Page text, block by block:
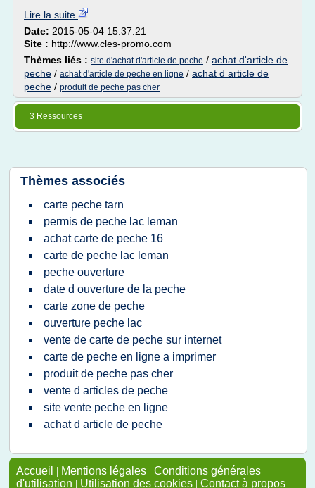
Lire la suite
Date: 2015-05-04 15:37:21
Site : http://www.cles-promo.com
Thèmes liés : site d'achat d'article de peche / achat d'article de
peche / achat d'article de peche en ligne / achat d article de
peche / produit de peche pas cher
3 Ressources
Thèmes associés
carte peche tarn
permis de peche lac leman
achat carte de peche 16
carte de peche lac leman
peche ouverture
date d ouverture de la peche
carte zone de peche
ouverture peche lac
vente de carte de peche sur internet
carte de peche en ligne a imprimer
produit de peche pas cher
vente d articles de peche
site vente peche en ligne
achat d article de peche
Accueil | Mentions légales | Conditions générales
d'utilisation | Utilisation des cookies | Contact à propos